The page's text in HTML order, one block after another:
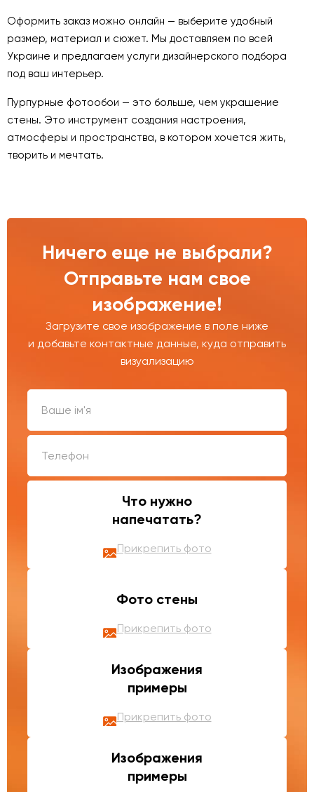
Оформить заказ можно онлайн — выберите удобный
размер, материал и сюжет. Мы доставляем по всей
Украине и предлагаем услуги дизайнерского подбора
под ваш интерьер.
Пурпурные фотообои — это больше, чем украшение
стены. Это инструмент создания настроения,
атмосферы и пространства, в котором хочется жить,
творить и мечтать.
Ничего еще не выбрали?
Отправьте нам свое
изображение!
Загрузите свое изображение в поле ниже
и добавьте контактные данные, куда отправить
визуализацию
Что нужно
напечатать?
Прикрепить фото
Фото стены
Прикрепить фото
Изображения
примеры
Прикрепить фото
Изображения
примеры